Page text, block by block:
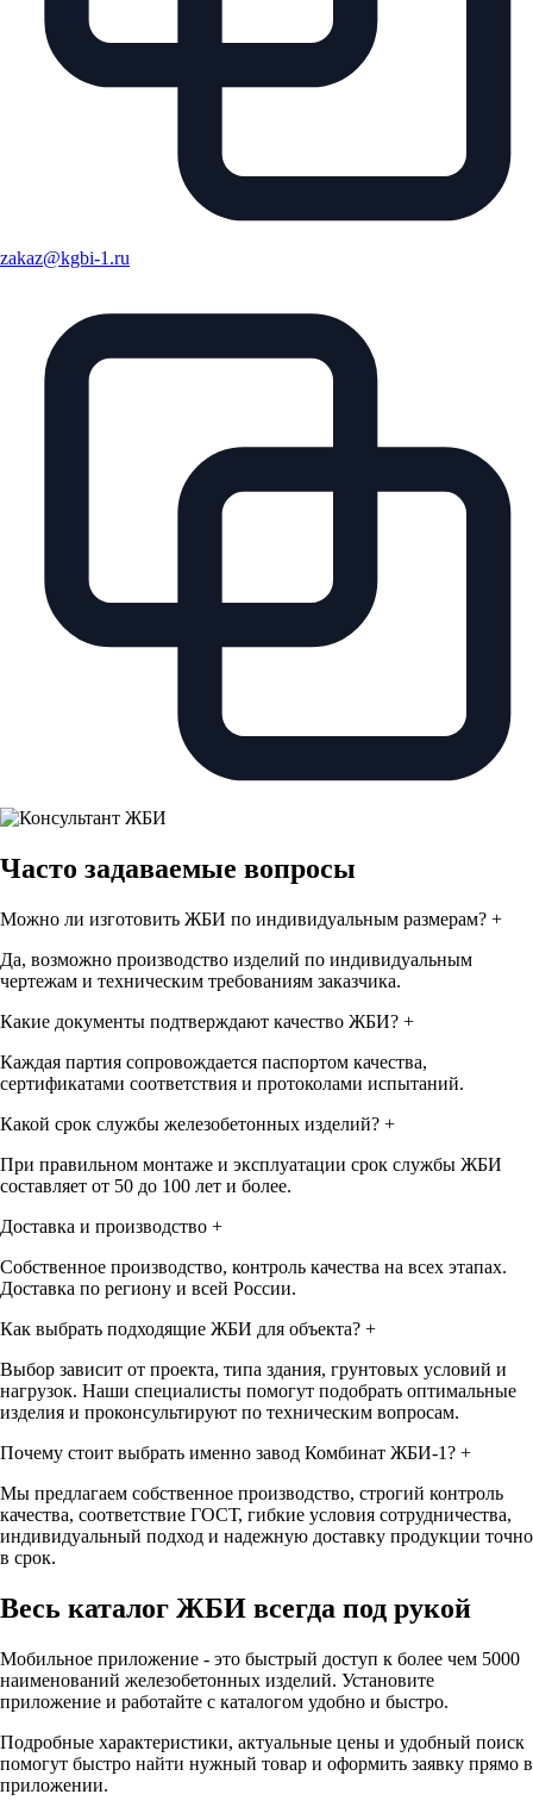
zakaz@kgbi-1.ru
Часто задаваемые вопросы
Можно ли изготовить ЖБИ по индивидуальным размерам? +
Да, возможно производство изделий по индивидуальным
чертежам и техническим требованиям заказчика.
Какие документы подтверждают качество ЖБИ? +
Каждая партия сопровождается паспортом качества,
сертификатами соответствия и протоколами испытаний.
Какой срок службы железобетонных изделий? +
При правильном монтаже и эксплуатации срок службы ЖБИ
составляет от 50 до 100 лет и более.
Доставка и производство +
Собственное производство, контроль качества на всех этапах.
Доставка по региону и всей России.
Как выбрать подходящие ЖБИ для объекта? +
Выбор зависит от проекта, типа здания, грунтовых условий и
нагрузок. Наши специалисты помогут подобрать оптимальные
изделия и проконсультируют по техническим вопросам.
Почему стоит выбрать именно завод Комбинат ЖБИ-1? +
Мы предлагаем собственное производство, строгий контроль
качества, соответствие ГОСТ, гибкие условия сотрудничества,
индивидуальный подход и надежную доставку продукции точно
в срок.
Весь каталог ЖБИ всегда под рукой
Мобильное приложение - это быстрый доступ к более чем 5000
наименований железобетонных изделий. Установите
приложение и работайте с каталогом удобно и быстро.
Подробные характеристики, актуальные цены и удобный поиск
помогут быстро найти нужный товар и оформить заявку прямо в
приложении.